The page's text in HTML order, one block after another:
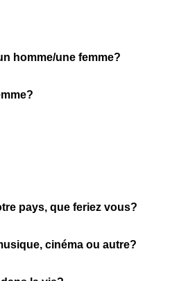
homme/une femme?
pays, que feriez vous?
cinéma ou autre?